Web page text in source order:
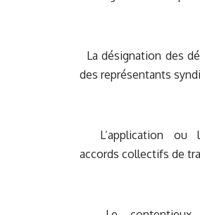
La désignation des
des représentants
L’application ou
accords collectifs de